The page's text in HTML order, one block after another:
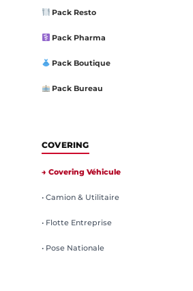
Pack Resto
Pack Pharma
Pack Boutique
Pack Bureau
COVERING
→ Covering Véhicule
• Camion & Utilitaire
• Flotte Entreprise
• Pose Nationale